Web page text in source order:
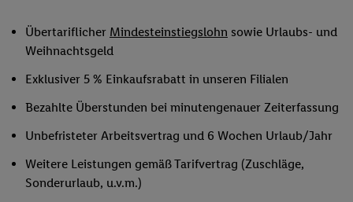
Übertariflicher Mindesteinstiegslohn sowie Urlaubs- und
Weihnachtsgeld
Exklusiver 5 % Einkaufsrabatt in unseren Filialen
Bezahlte Überstunden bei minutengenauer Zeiterfassung
Unbefristeter Arbeitsvertrag und 6 Wochen Urlaub/Jahr
Weitere Leistungen gemäß Tarifvertrag (Zuschläge,
Sonderurlaub, u.v.m.)